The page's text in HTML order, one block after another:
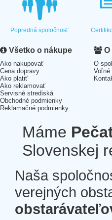
Popredná spoločnosť
Všetko o nákupe
Ako nakupovať
Cena dopravy
Ako platiť
Ako reklamovať
Servisné strediská
Obchodné podmienky
Reklamačné podmienky
O
O
Voľné
Máme
Slovenskej
Naša
verejných